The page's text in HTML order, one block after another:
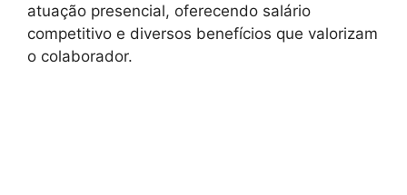
atuação presencial, oferecendo salário
competitivo e diversos benefícios que valorizam
o colaborador.